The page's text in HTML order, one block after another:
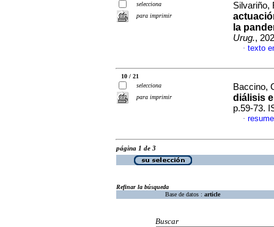
selecciona
para imprimir
Silvariño,
la
Urug.,
· texto
10 / 21
selecciona
para imprimir
Baccino,
diálisis
p.59-73.
·
página 1 de 3
Refinar la búsqueda
Base de datos : article
Buscar